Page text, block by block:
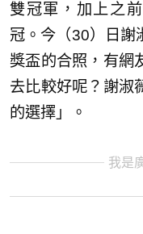
雙冠軍，加上之
冠。今（30）日謝
獎盃的合照，有網
去比較好呢？謝淑
的選擇」。
我是